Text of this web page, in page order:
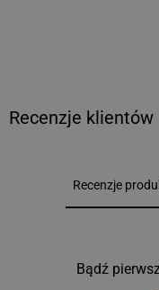
Recenzje klientów
Recenzje
Bądź